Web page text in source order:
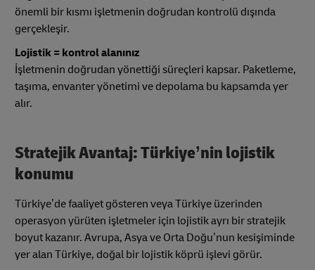
önemli bir kısmı işletmenin doğrudan kontrolü dışında
gerçekleşir.
Lojistik = kontrol alanınız
İşletmenin doğrudan yönettiği süreçleri kapsar. Paketleme,
taşıma, envanter yönetimi ve depolama bu kapsamda yer
alır.
Stratejik Avantaj: Türkiye’nin lojistik
konumu
Türkiye’de faaliyet gösteren veya Türkiye üzerinden
operasyon yürüten işletmeler için lojistik ayrı bir stratejik
boyut kazanır. Avrupa, Asya ve Orta Doğu’nun kesişiminde
yer alan Türkiye, doğal bir lojistik köprü işlevi görür.